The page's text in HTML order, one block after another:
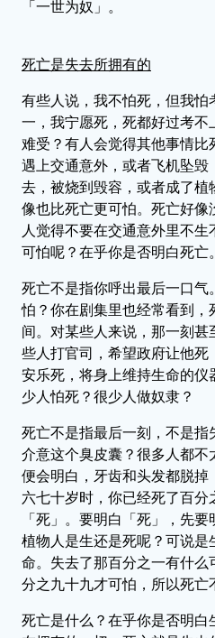
「一世为奴」。
死亡是失去所拥有的
有些人说，我不怕死，但我怕
一，我宁愿死，死都好过考不
难受？有人会觉得其他事情比
遇上交通意外，或者飞机坠毁
去，被烧到毁容，或者成了
像也比死亡更可怕。死亡好
人觉得不要在交通意外里不
可怕呢？在乎你是否明白死亡。
死亡不是指你呼出最后一口
怕？你在剧集里也经常看到
间。对某些人来说，那一刻
些人打官司，希望政府让他死
安乐死，将身上维持生命的仪
少人怕死？很少人做奴隶？
死亡不是指最后一刻，不是指
介意这个臭皮囊？很多人都
便会明白，牙齿和头发都脱掉
六七十岁时，你已经死了百分
「死」。要明白「死」，先
植物人是生还是死呢？可说是
命。失去了那百分之一有什
分之九十九才可怕，所以死亡
死亡是什么？在乎你是否明